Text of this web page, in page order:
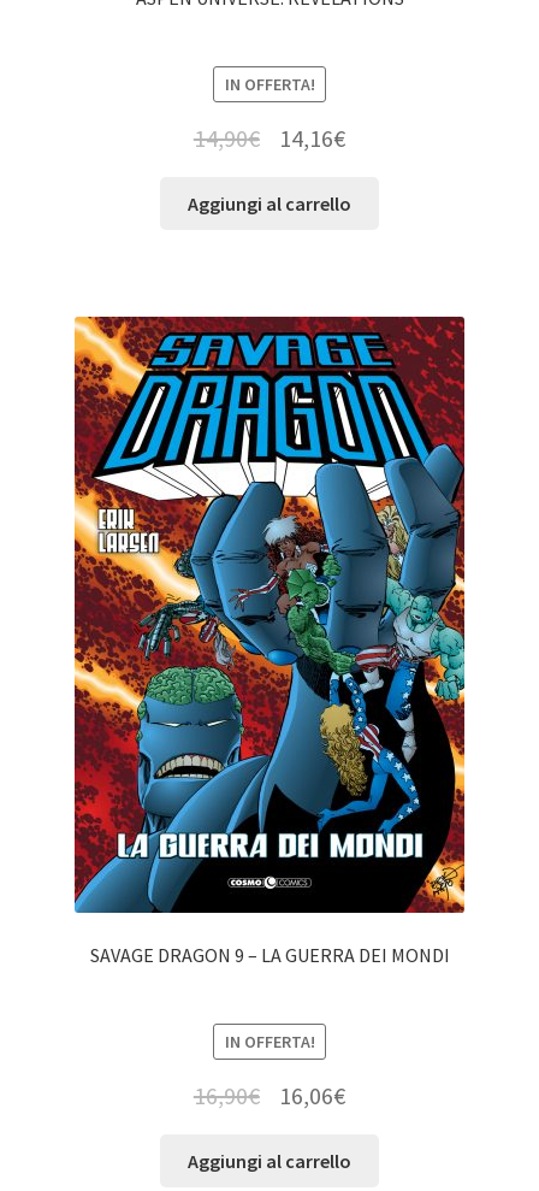
IN OFFERTA!
14,90€ 14,16€
Aggiungi al carrello
SAVAGE DRAGON 9 – LA GUERRA DEI MONDI
IN OFFERTA!
16,90€ 16,06€
Aggiungi al carrello